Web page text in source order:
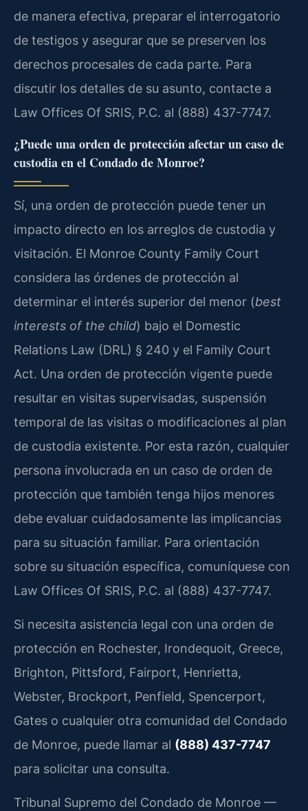
de manera efectiva, preparar el interrogatorio
de testigos y asegurar que se preserven los
derechos procesales de cada parte. Para
discutir los detalles de su asunto, contacte a
Law Offices Of SRIS, P.C. al (888) 437-7747.
¿Puede una orden de protección afectar un caso de
custodia en el Condado de Monroe?
Sí, una orden de protección puede tener un
impacto directo en los arreglos de custodia y
visitación. El Monroe County Family Court
considera las órdenes de protección al
determinar el interés superior del menor (best
interests of the child) bajo el Domestic
Relations Law (DRL) § 240 y el Family Court
Act. Una orden de protección vigente puede
resultar en visitas supervisadas, suspensión
temporal de las visitas o modificaciones al plan
de custodia existente. Por esta razón, cualquier
persona involucrada en un caso de orden de
protección que también tenga hijos menores
debe evaluar cuidadosamente las implicancias
para su situación familiar. Para orientación
sobre su situación específica, comuníquese con
Law Offices Of SRIS, P.C. al (888) 437-7747.
Si necesita asistencia legal con una orden de
protección en Rochester, Irondequoit, Greece,
Brighton, Pittsford, Fairport, Henrietta,
Webster, Brockport, Penfield, Spencerport,
Gates o cualquier otra comunidad del Condado
de Monroe, puede llamar al (888) 437-7747
para solicitar una consulta.
Tribunal Supremo del Condado de Monroe —